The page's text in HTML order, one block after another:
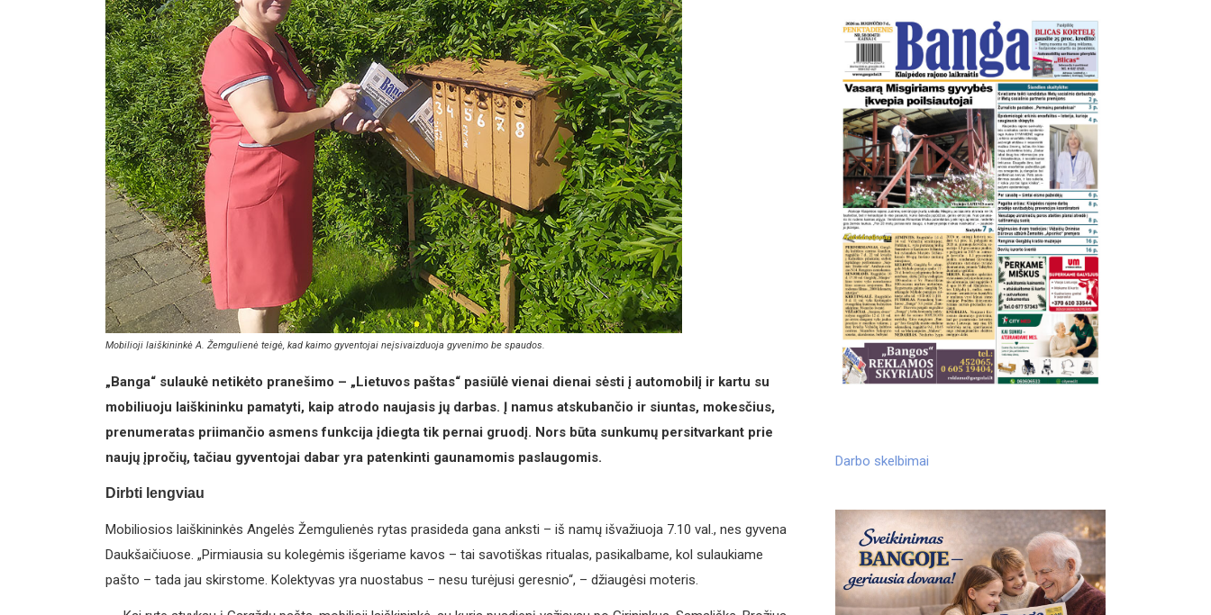
Mobilioji laiškininkė A. Žemgulienė teigė, kad kaimo gyventojai neįsivaizduoja gyvenimo be spaudos.
„Banga“ sulaukė netikėto pranešimo – „Lietuvos paštas“ pasiūlė vienai dienai sėsti į automobilį ir kartu su
mobiliuoju laiškininku pamatyti, kaip atrodo naujasis jų darbas. Į namus atskubančio ir siuntas, mokesčius,
prenumeratas priimančio asmens funkcija įdiegta tik pernai gruodį. Nors būta sunkumų persitvarkant prie
naujų įpročių, tačiau gyventojai dabar yra patenkinti gaunamomis paslaugomis.
Dirbti lengviau
Mobiliosios laiškininkės Angelės Žemgulienės rytas prasideda gana anksti – iš namų išvažiuoja 7.10 val., nes gyvena
Daukšaičiuose. „Pirmiausia su kolegėmis išgeriame kavos – tai savotiškas ritualas, pasikalbame, kol sulaukiame
pašto – tada jau skirstome. Kolektyvas yra nuostabus – nesu turėjusi geresnio“, – džiaugėsi moteris.
Darbo skelbimai